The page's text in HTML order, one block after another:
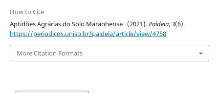
How to Cite
Aptidões Agrárias do Solo Maranhense . (2021).Paideia,3(6).
https://periodicos.uniso.br/paideia/article/view/4758
More Citation Formats